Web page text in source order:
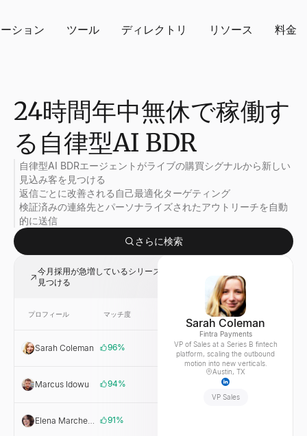
ション ツール ディレクトリ リソース 料金
24時間年中無休で稼働す
る自律型AI BDR
自律型AI BDRエージェントがライブの購買シグナルから新しい
見込み客を見つける
返信ごとに改善される自己最適化ターゲティング
検証済みの連絡先とパーソナライズされたアウトリーチを自動
的に送信
さらに検索
今月採用が急増しているシリーズB企業の営業担当副社長候補を
見つける
プロフィール マッチ度 会社
Sarah Coleman 96%
Fintra
Payments
Marcus Idowu 94%
Elena Marchetti 91%
Sarah Coleman
Fintra Payments
VP of Sales at a Series B fintech
platform, scaling the outbound
motion into new verticals.
Austin, TX
VP Sales